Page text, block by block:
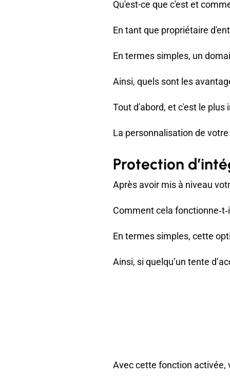
Qu'est-ce que c'est et
En tant que propriétaire
En termes simples, un
Ainsi, quels sont les
Tout d'abord, et c'est le
La personnalisation de
Protection
Après avoir mis à niveau
Comment cela
En termes simples, cette
Ainsi, si quelqu’un tente
Avec cette fonction activée,